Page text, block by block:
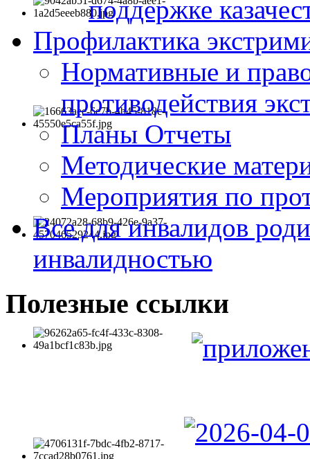
поддержке
Профилактика
Нормативные и
противодействия
Планы Отчеты
Методические
Мероприятия по
Все для инвалидов
инвалидностью
Полезные ссылки